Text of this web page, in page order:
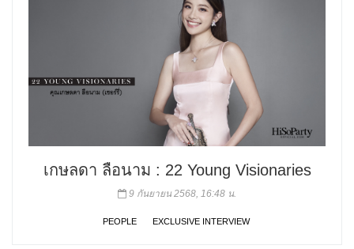
เกษลดา ลือนาม : 22 Young Visionaries
9 กันยายน 2568, 16:48 น.
PEOPLE EXCLUSIVE INTERVIEW